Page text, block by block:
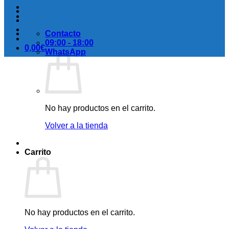
0,00€
No hay productos en el carrito.
Volver a la tienda
Carrito
No hay productos en el carrito.
Contacto
09:00 - 18:00
WhatsApp